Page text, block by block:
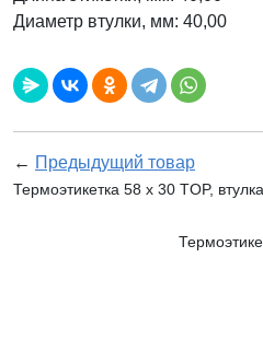
Диаметр втулки, мм: 40,00
← Предыдущий товар
Термоэтикетка 58 х 30 TOP,